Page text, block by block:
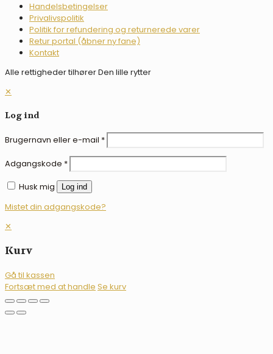
Handelsbetingelser
Privalivspolitik
Politik for refundering og returnerede varer
Retur portal (åbner ny fane)
Kontakt
Alle rettigheder tilhører Den lille rytter
✕
Log ind
Brugernavn eller e-mail *
Adgangskode *
Husk mig
Log ind
Mistet din adgangskode?
✕
Kurv
Gå til kassen
Fortsæt med at handle Se kurv